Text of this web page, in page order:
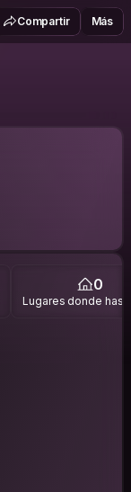
Compartir Más
0
Lugares donde has